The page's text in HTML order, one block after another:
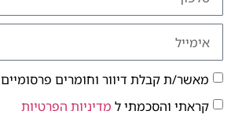
מאשר/ת קבלת דיוור וחומרים פרסומיים
קראתי והסכמתי ל מדיניות הפרטיות